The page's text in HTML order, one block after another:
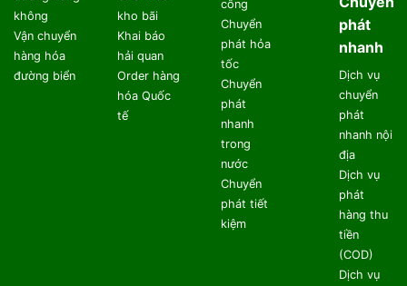
không
Vận chuyển
hàng hóa
đường biển
kho bãi
Khai báo
hải quan
Order hàng
hóa Quốc
tế
công
Chuyển
phát hỏa
tốc
Chuyển
phát
nhanh
trong
nước
Chuyển
phát tiết
kiệm
phát
nhanh
Dịch vụ
chuyển
phát
nhanh nội
địa
Dịch vụ
phát
hàng thu
tiền
(COD)
Dịch vụ